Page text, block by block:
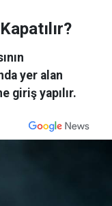
yer alan
giriş yapılır.